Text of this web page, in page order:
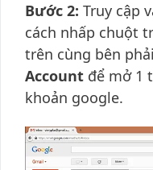
Bước 2: Truy cập
cách nhấp chuột
trên cùng bên
Account để mở 1
khoản google.